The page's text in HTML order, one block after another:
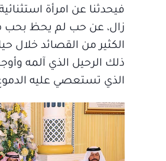
فيحدثنا عن امرأة
زال، عن حب لم يحظ بحب
الكثير من القصائد خلال
ذلك الرحيل الذي آلمه
الذي تستعصي عليه